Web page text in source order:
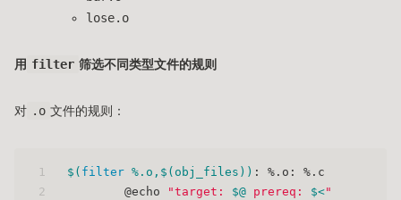
lose.o
用 filter 筛选不同类型文件的规则
对 .o 文件的规则：
1
2
$( filter %.o, $(obj_files) ) : %.o: %.c
	@echo
"target: $@ prereq: $<"